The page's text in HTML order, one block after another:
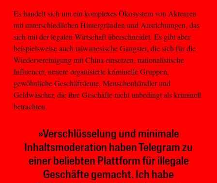
Es handelt sich um ein komplexes Ökosystem von Akteuren
mit unterschiedlichen Hintergründen und Ausrichtungen, das
sich mit der legalen Wirtschaft überschneidet. Es gibt aber
beispielsweise auch taiwanesische Gangster, die sich für die
Wiedervereinigung mit China einsetzen, nationalistische
Influencer, neuere organisierte kriminelle Gruppen,
gewöhnliche Geschäftsleute, Menschenhändler und
Geldwäscher, die ihre Geschäfte nicht unbedingt als kriminell
betrachten.
»Verschlüsselung und minimale
Inhaltsmoderation haben Telegram zu
einer beliebten Plattform für illegale
Geschäfte gemacht. Ich habe